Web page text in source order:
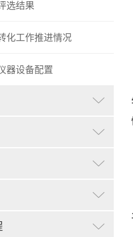
选结果
化工作推进情况
器设备配置